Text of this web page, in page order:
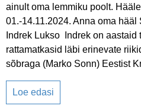
ainult oma lemmiku poolt.
01.-14.11.2024. Anna oma
Indrek Lukso Indrek on aastaid
rattamatkasid läbi erinevate
sõbraga (Marko Sonn) Eestist
Loe edasi